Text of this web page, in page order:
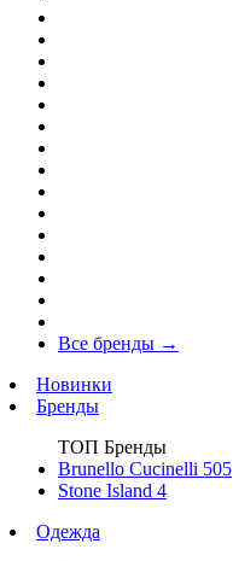
Все бренды →
Новинки
Бренды
ТОП Бренды
Brunello Cucinelli 505
Stone Island 4
Одежда